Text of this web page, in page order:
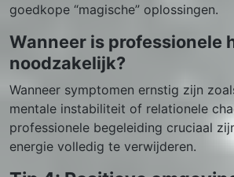
goedkope “magische” oplossingen.
Wanneer is professionele
noodzakelijk?
Wanneer symptomen ernstig zijn
mentale instabiliteit of relationele
professionele begeleiding cruciaal
energie volledig te verwijderen.